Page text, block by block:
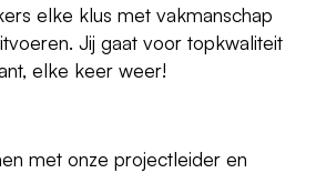
elke klus met vakmanschap
Jij gaat voor topkwaliteit
elke keer weer!
met onze projectleider en